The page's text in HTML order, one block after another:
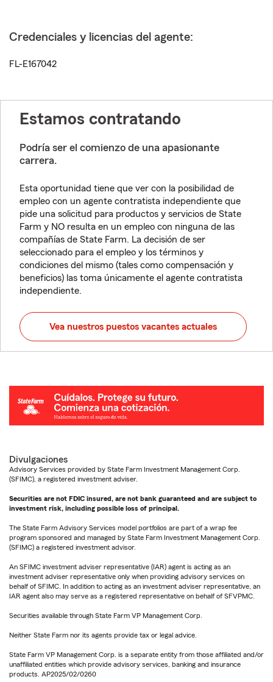
Credenciales y licencias del agente:
FL-E167042
Estamos contratando
Podría ser el comienzo de una apasionante
carrera.
Esta oportunidad tiene que ver con la posibilidad de
empleo con un agente contratista independiente que
pide una solicitud para productos y servicios de State
Farm y NO resulta en un empleo con ninguna de las
compañías de State Farm. La decisión de ser
seleccionado para el empleo y los términos y
condiciones del mismo (tales como compensación y
beneficios) las toma únicamente el agente contratista
independiente.
Vea nuestros puestos vacantes actuales
Divulgaciones
Advisory Services provided by State Farm Investment Management Corp.
(SFIMC), a registered investment adviser.
Securities are not FDIC insured, are not bank guaranteed and are subject to
investment risk, including possible loss of principal.
The State Farm Advisory Services model portfolios are part of a wrap fee
program sponsored and managed by State Farm Investment Management Corp.
(SFIMC) a registered investment advisor.
An SFIMC investment adviser representative (IAR) agent is acting as an
investment adviser representative only when providing advisory services on
behalf of SFIMC. In addition to acting as an investment adviser representative, an
IAR agent also may serve as a registered representative on behalf of SFVPMC.
Securities available through State Farm VP Management Corp.
Neither State Farm nor its agents provide tax or legal advice.
State Farm VP Management Corp. is a separate entity from those affiliated and/or
unaffiliated entities which provide advisory services, banking and insurance
products. AP2025/02/0260